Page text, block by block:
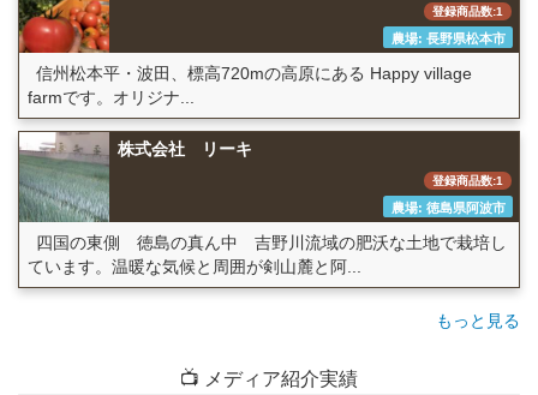
登録商品数:1
農場: 長野県松本市
信州松本平・波田、標高720mの高原にある Happy village
farmです。オリジナ...
株式会社 リーキ
登録商品数:1
農場: 徳島県阿波市
四国の東側 徳島の真ん中 吉野川流域の肥沃な土地で栽培し
ています。温暖な気候と周囲が剣山麓と阿...
もっと見る
📺 メディア紹介実績